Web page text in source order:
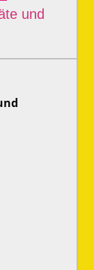
und